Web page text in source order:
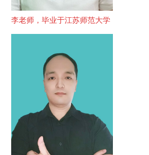
李老师，毕业于江苏师范大学